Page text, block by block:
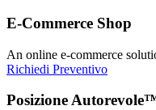
E-Commerce Shop
An online e-commerce
Richiedi Preventivo
Posizione